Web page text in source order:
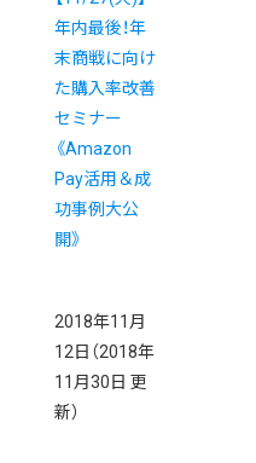
年内最後！年
末商戦に向け
た購入率改善
セミナー
《Amazon
Pay活用＆成
功事例大公
開》
2018年11月
12日 （2018年
11月30日 更
新）